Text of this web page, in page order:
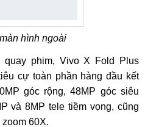
hình ngoài
phim, Vivo X Fold Plus
cự toàn phần hàng đầu kết
góc rộng, 48MP góc siêu
và 8MP tele tiềm vọng, cũng
60X.